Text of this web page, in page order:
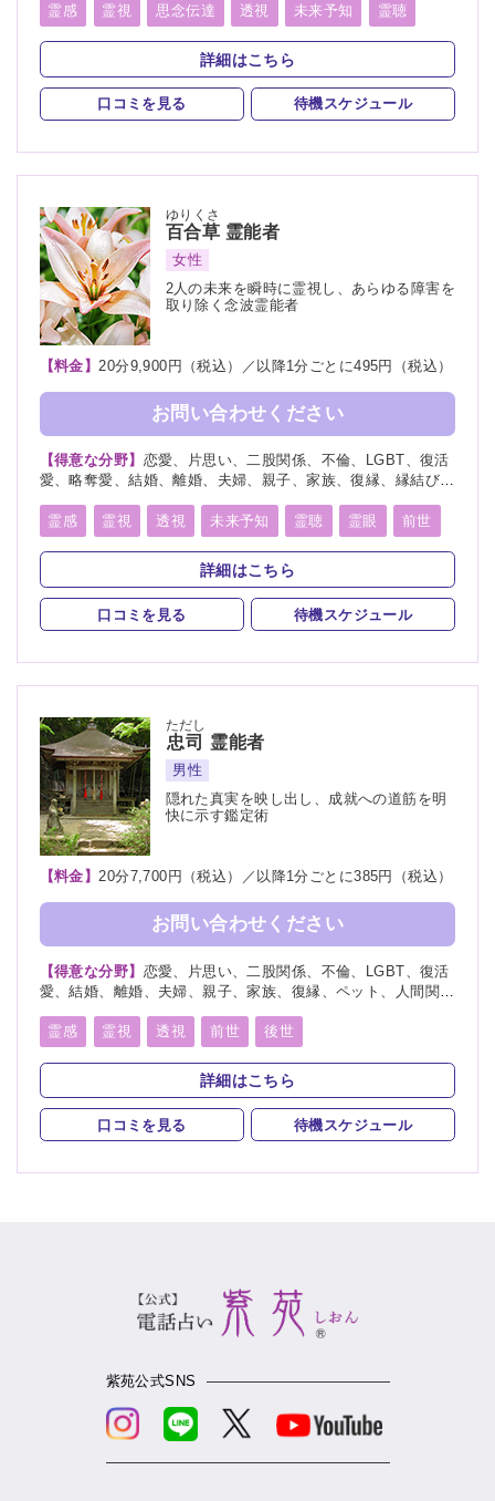
談、健康、金運、引越し、開運、故人、生霊、相手の気持ち、
未来、将来、運勢、心霊相談、心霊写真、命名、改名、ペッ
ト、霊障
霊感 霊視 思念伝達 透視 未来予知 霊聴
霊査 霊符 霊眼 前世 後世 来世 神通力
守護霊 背後霊 死者霊の降霊 イタコ口寄せ
霊媒(憑依) チャネリング オーラリーディング
詳細はこちら
口コミを見る 待機スケジュール
百合草
ゆりくさ
霊能者
女性
2人の未来を瞬時に霊視し、あらゆる障害を
取り除く念波霊能者
【料金】20分9,900円（税込）／以降1分ごとに495円（税込）
お問い合わせください
【得意な分野】 恋愛、片思い、二股関係、不倫、LGBT、復活
愛、略奪愛、結婚、離婚、夫婦、親子、家族、復縁、縁結び、
職、進路、未来、介護、健康、金運、仕事、引越し、開運、故
人、教育、過去、浮気、総合運、運勢、心霊相談、心霊写真
霊感 霊視 透視 未来予知 霊聴 霊眼 前世
言霊 守護霊 死者霊の降霊 縁結び 祈願
波動修正 チャネリング オーラリーディング
チャクラ スピリチュアルカウンセリング オーラ
詳細はこちら
口コミを見る 待機スケジュール
忠司
ただし
霊能者
男性
隠れた真実を映し出し、成就への道筋を明
快に示す鑑定術
【料金】20分7,700円（税込）／以降1分ごとに385円（税込）
お問い合わせください
【得意な分野】 恋愛、片思い、二股関係、不倫、LGBT、復活
愛、結婚、離婚、夫婦、親子、家族、復縁、ペット、人間関
健康、仕事、引越し、開運、故人、教育、過去、浮気、総合
運、運勢、心霊相談
霊感 霊視 透視 前世 後世
詳細はこちら
口コミを見る 待機スケジュール
紫苑公式SNS